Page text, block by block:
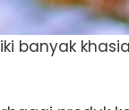
banyak